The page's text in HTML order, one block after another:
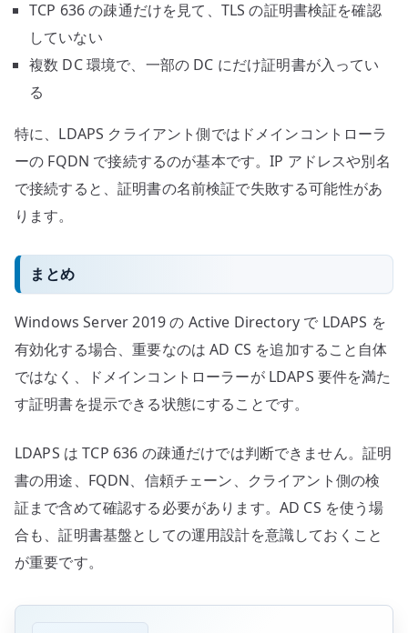
TCP 636 の疎通だけを見て、TLS の証明書検証を確認
していない
複数 DC 環境で、一部の DC にだけ証明書が入ってい
る
特に、LDAPS クライアント側ではドメインコントローラ
ーの FQDN で接続するのが基本です。IP アドレスや別名
で接続すると、証明書の名前検証で失敗する可能性があ
ります。
まとめ
Windows Server 2019 の Active Directory で LDAPS を
有効化する場合、重要なのは AD CS を追加すること自体
ではなく、ドメインコントローラーが LDAPS 要件を満た
す証明書を提示できる状態にすることです。
LDAPS は TCP 636 の疎通だけでは判断できません。証明
書の用途、FQDN、信頼チェーン、クライアント側の検
証まで含めて確認する必要があります。AD CS を使う場
合も、証明書基盤としての運用設計を意識しておくこと
が重要です。